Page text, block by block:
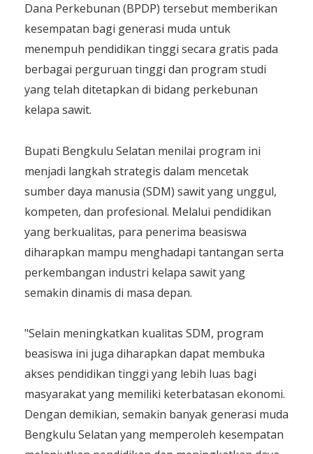
Dana Perkebunan (BPDP) tersebut memberikan
kesempatan bagi generasi muda untuk
menempuh pendidikan tinggi secara gratis pada
berbagai perguruan tinggi dan program studi
yang telah ditetapkan di bidang perkebunan
kelapa sawit.
Bupati Bengkulu Selatan menilai program ini
menjadi langkah strategis dalam mencetak
sumber daya manusia (SDM) sawit yang unggul,
kompeten, dan profesional. Melalui pendidikan
yang berkualitas, para penerima beasiswa
diharapkan mampu menghadapi tantangan serta
perkembangan industri kelapa sawit yang
semakin dinamis di masa depan.
"Selain meningkatkan kualitas SDM, program
beasiswa ini juga diharapkan dapat membuka
akses pendidikan tinggi yang lebih luas bagi
masyarakat yang memiliki keterbatasan ekonomi.
Dengan demikian, semakin banyak generasi muda
Bengkulu Selatan yang memperoleh kesempatan